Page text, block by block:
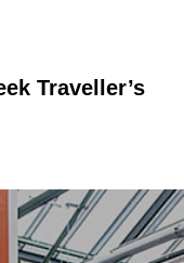
Traveller’s